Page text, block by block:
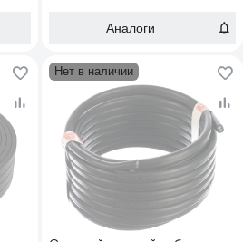
Аналоги
Нет в наличии